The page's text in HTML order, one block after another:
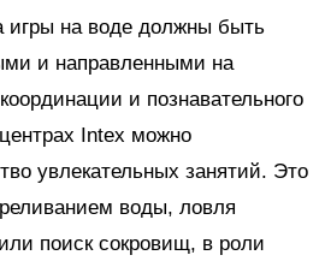
игры на воде должны быть
и направленными на
и познавательного
Intex можно
увлекательных занятий. Это
воды, ловля
поиск сокровищ, в роли